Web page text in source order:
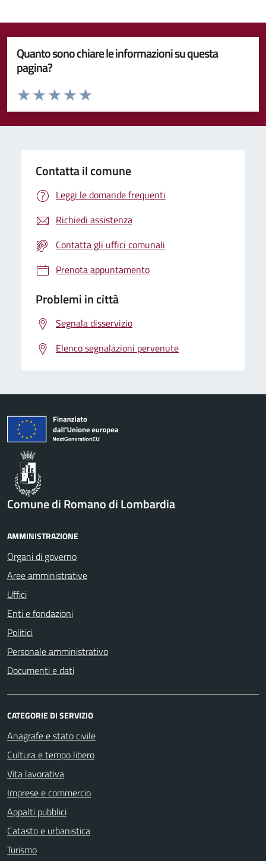
Quanto sono chiare le informazioni su questa
pagina?
Valuta da 1 a 5 stelle la pagina
Valuta 5 stelle su 5
Valuta 4 stelle su 5
Valuta 3 stelle su 5
Valuta 2 stelle su 5
Valuta 1 stelle su 5
Contatta il comune
Leggi le domande frequenti
Richiedi assistenza
Contatta gli uffici comunali
Prenota appuntamento
Problemi in città
Segnala disservizio
Elenco segnalazioni pervenute
Comune di Romano di Lombardia
AMMINISTRAZIONE
Organi di governo
Aree amministrative
Uffici
Enti e fondazioni
Politici
Personale amministrativo
Documenti e dati
CATEGORIE DI SERVIZIO
Anagrafe e stato civile
Cultura e tempo libero
Vita lavorativa
Imprese e commercio
Appalti pubblici
Catasto e urbanistica
Turismo